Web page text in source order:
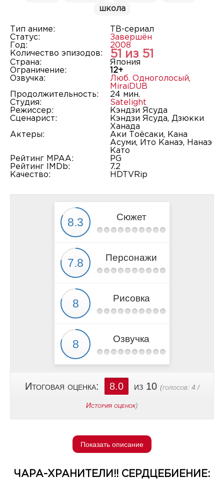
школа
Тип аниме:
ТВ-сериал
Статус:
Завершён
Год:
2008
Количество эпизодов:
51 из 51
Страна:
Япония
Ограничение:
12+
Озвучка:
Люб. Одноголосый,
MiraiDUB
Продолжительность:
24 мин.
Студия:
Satelight
Режиссер:
Кэндзи Ясуда
Сценарист:
Кэндзи Ясуда, Дзюкки
Ханада
Актеры:
Аки Тоёсаки, Кана
Асуми, Ито Канаэ, Нанаэ
Като
Рейтинг MPAA:
PG
Рейтинг IMDb:
7.2
Качество:
HDTVRip
Сюжет
Персонажи
Рисовка
Озвучка
Итоговая оценка: 8.0 из 10 (голосов: 4 /
История оценок)
Показать описание
ЧАРА-ХРАНИТЕЛИ!! СЕРДЦЕБИЕНИЕ: